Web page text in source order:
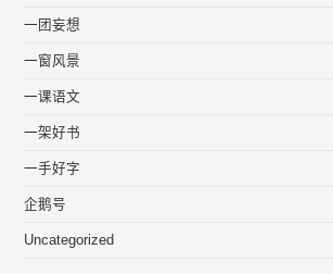
一团妄想
一窗风景
一课语文
一架好书
一手好字
企鹅号
Uncategorized